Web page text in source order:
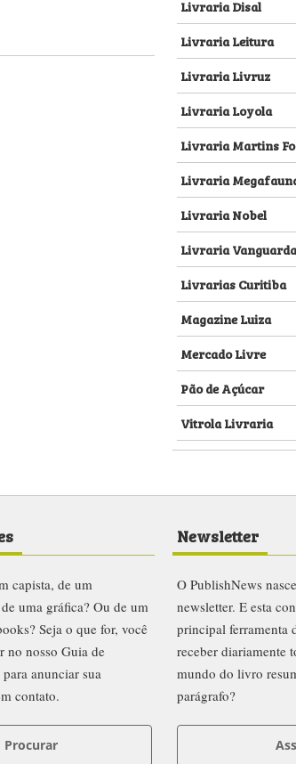
Livraria Disal
Livraria Leitura
Livraria Livruz
Livraria Loyola
Livraria Martins
Livraria
Livraria Nobel
Livraria Vanguarda
Livrarias Curitiba
Magazine Luiza
Mercado Livre
Pão de Açúcar
Vitrola Livraria
capista, de um
uma gráfica? Ou de um
Seja o que for, você
no nosso Guia de
anunciar sua
contato.
Procurar
Newsletter
O PublishNews
newsletter. E esta
principal ferramenta
receber diariamente
mundo do livro
parágrafo?